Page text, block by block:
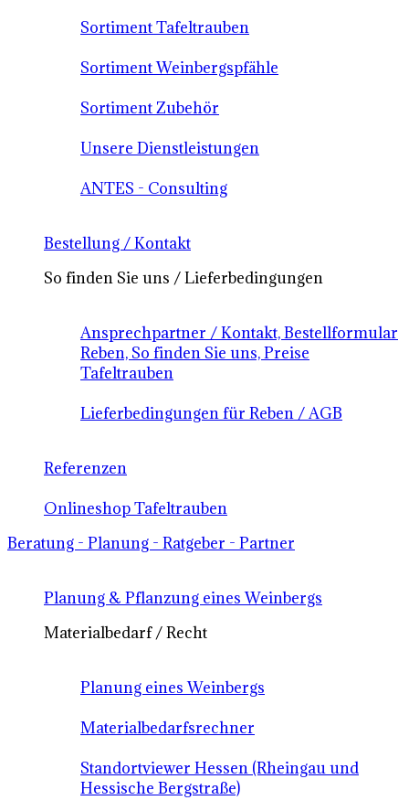
Sortiment Tafeltrauben
Sortiment Weinbergspfähle
Sortiment Zubehör
Unsere Dienstleistungen
ANTES - Consulting
Bestellung / Kontakt
So finden Sie uns / Lieferbedingungen
Ansprechpartner / Kontakt, Bestellformular
Reben, So finden Sie uns, Preise
Tafeltrauben
Lieferbedingungen für Reben / AGB
Referenzen
Onlineshop Tafeltrauben
Beratung - Planung - Ratgeber - Partner
Planung & Pflanzung eines Weinbergs
Materialbedarf / Recht
Planung eines Weinbergs
Materialbedarfsrechner
Standortviewer Hessen (Rheingau und
Hessische Bergstraße)